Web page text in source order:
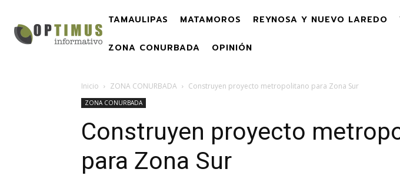
TAMAULIPAS MATAMOROS REYNOSA Y NUEVO LAREDO
ZONA CONURBADA OPINIÓN
Inicio ZONA CONURBADA Construyen proyecto metropolitano para Zona Sur
ZONA CONURBADA
Construyen proyecto
para Zona Sur